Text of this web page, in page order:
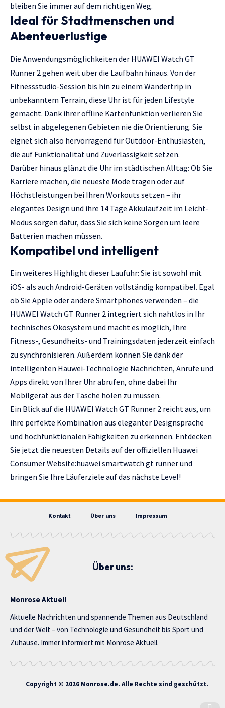
bleiben Sie immer auf dem richtigen Weg.
Ideal für Stadtmenschen und
Abenteuerlustige
Die Anwendungsmöglichkeiten der HUAWEI Watch GT
Runner 2 gehen weit über die Laufbahn hinaus. Von der
Fitnessstudio-Session bis hin zu einem Wandertrip in
unbekanntem Terrain, diese Uhr ist für jeden Lifestyle
gemacht. Dank ihrer offline Kartenfunktion verlieren Sie
selbst in abgelegenen Gebieten nie die Orientierung. Sie
eignet sich also hervorragend für Outdoor-Enthusiasten,
die auf Funktionalität und Zuverlässigkeit setzen.
Darüber hinaus glänzt die Uhr im städtischen Alltag: Ob Sie
Karriere machen, die neueste Mode tragen oder auf
Höchstleistungen bei Ihren Workouts setzen – ihr
elegantes Design und ihre 14 Tage Akkulaufzeit im Leicht-
Modus sorgen dafür, dass Sie sich keine Sorgen um leere
Batterien machen müssen.
Kompatibel und intelligent
Ein weiteres Highlight dieser Laufuhr: Sie ist sowohl mit
iOS- als auch Android-Geräten vollständig kompatibel. Egal
ob Sie Apple oder andere Smartphones verwenden – die
HUAWEI Watch GT Runner 2 integriert sich nahtlos in Ihr
technisches Ökosystem und macht es möglich, Ihre
Fitness-, Gesundheits- und Trainingsdaten jederzeit einfach
zu synchronisieren. Außerdem können Sie dank der
intelligenten Hauwei-Technologie Nachrichten, Anrufe und
Apps direkt von Ihrer Uhr abrufen, ohne dabei Ihr
Mobilgerät aus der Tasche holen zu müssen.
Ein Blick auf die HUAWEI Watch GT Runner 2 reicht aus, um
ihre perfekte Kombination aus eleganter Designsprache
und hochfunktionalen Fähigkeiten zu erkennen. Entdecken
Sie jetzt die neuesten Details auf der offiziellen Huawei
Consumer Website:huawei smartwatch gt runnerund
bringen Sie Ihre Läuferziele auf das nächste Level!
Kontakt Über uns Impressum
Über uns:
Monrose Aktuell
Aktuelle Nachrichten und spannende Themen aus Deutschland
und der Welt – von Technologie und Gesundheit bis Sport und
Zuhause. Immer informiert mit Monrose Aktuell.
Copyright © 2026 Monrose.de. Alle Rechte sind geschützt.